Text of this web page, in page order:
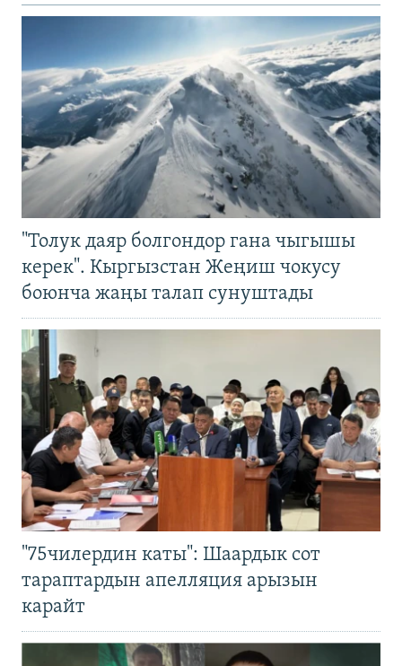
"Толук даяр болгондор гана чыгышы
керек". Кыргызстан Жеңиш чокусу
боюнча жаңы талап сунуштады
"75чилердин каты": Шаардык сот
тараптардын апелляция арызын
карайт